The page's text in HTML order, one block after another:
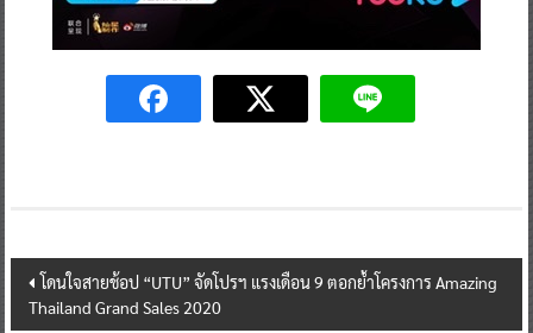
Post
navigation
โดนใจสายช้อป “UTU” จัดโปรฯ แรงเดือน 9 ตอกย้ำโครงการ Amazing
Thailand Grand Sales 2020